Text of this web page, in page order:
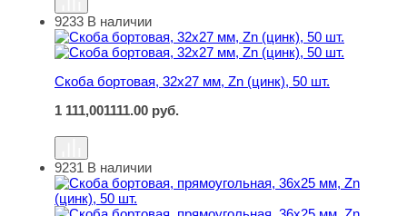
Скоба бортовая, 32х27 мм, Zn (цинк), 50 шт.
9233 В наличии
Скоба бортовая, 32х27 мм, Zn (цинк), 50 шт.
1 111,001111.00 руб.
Скоба бортовая, прямоугольная, 36х25 мм, Zn (цинк),
9231 В наличии